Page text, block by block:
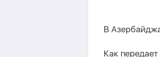
В
Как передает